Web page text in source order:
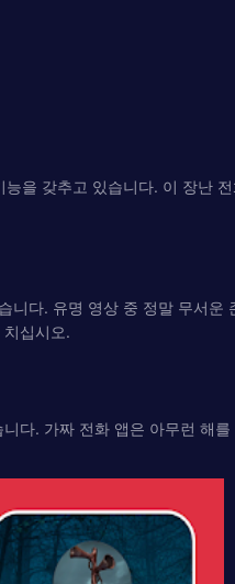
을 갖추고 있습니다. 이 장난
다. 유명 영상 중 정말 무서운
십시오.
다. 가짜 전화 앱은 아무런 해